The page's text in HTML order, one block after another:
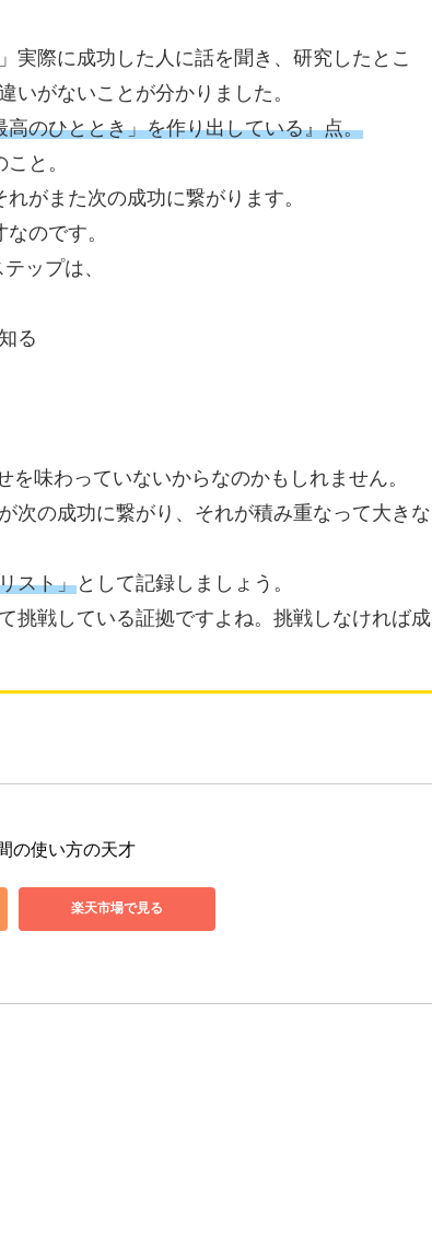
実際に成功した人に話を聞き、研究したとこ
いがないことが分かりました。
のひととき」を作り出している』点。
こと。
がまた次の成功に繋がります。
のです。
ップは、
る
味わっていないからなのかもしれません。
次の成功に繋がり、それが積み重なって大きな
スト」として記録しましょう。
挑戦している証拠ですよね。挑戦しなければ成
の使い方の天才
楽天市場で見る